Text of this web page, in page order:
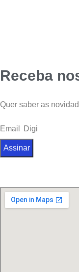
Receba
Quer saber as
Email
Assinar